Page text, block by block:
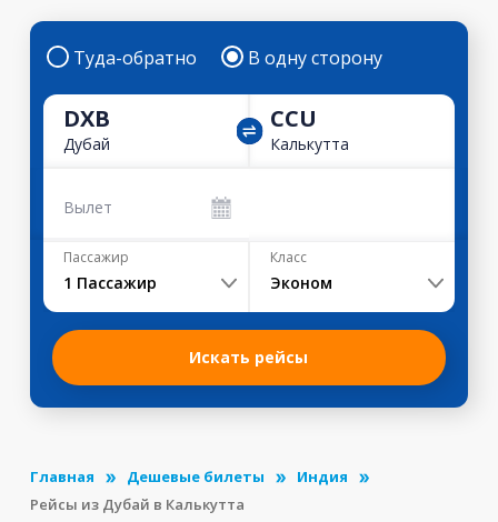
Туда-обратно В одну сторону
DXB
Дубай
CCU
Калькутта
Вылет
Пассажир
1 Пассажир
Класс
Эконом
Искать рейсы
Главная Дешевые билеты
Индия
Рейсы из Дубай в Калькутта